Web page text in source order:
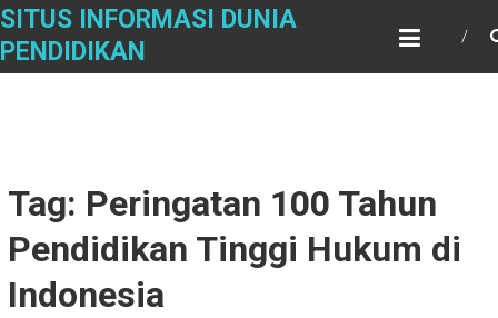
Skip
content
SITUS INFORMASI DUNIA
PENDIDIKAN
Tag: Peringatan 100 Tahun
Pendidikan Tinggi Hukum di
Indonesia